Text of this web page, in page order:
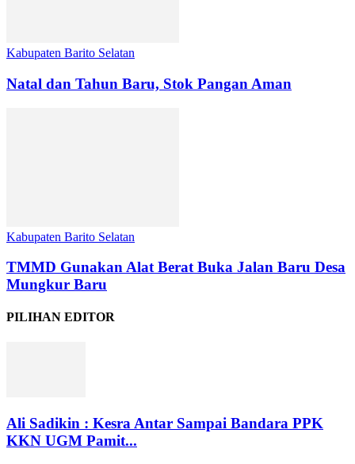
Kabupaten Barito Selatan
Natal dan Tahun Baru, Stok Pangan Aman
Kabupaten Barito Selatan
TMMD Gunakan Alat Berat Buka Jalan Baru Desa
Mungkur Baru
PILIHAN EDITOR
Ali Sadikin : Kesra Antar Sampai Bandara PPK
KKN UGM Pamit...